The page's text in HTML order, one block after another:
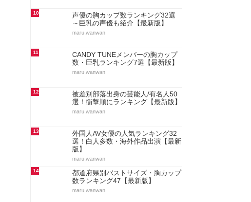
10
声優の胸カップ数ランキング32選
～巨乳の声優も紹介【最新版】
maru.wanwan
11
CANDY TUNEメンバーの胸カップ
数・巨乳ランキング7選【最新版】
maru.wanwan
12
被差別部落出身の芸能人/有名人50
選！衝撃順にランキング【最新版】
maru.wanwan
13
外国人AV女優の人気ランキング32
選！白人多数・海外作品出演【最新
版】
maru.wanwan
14
都道府県別バストサイズ・胸カップ
数ランキング47【最新版】
maru.wanwan